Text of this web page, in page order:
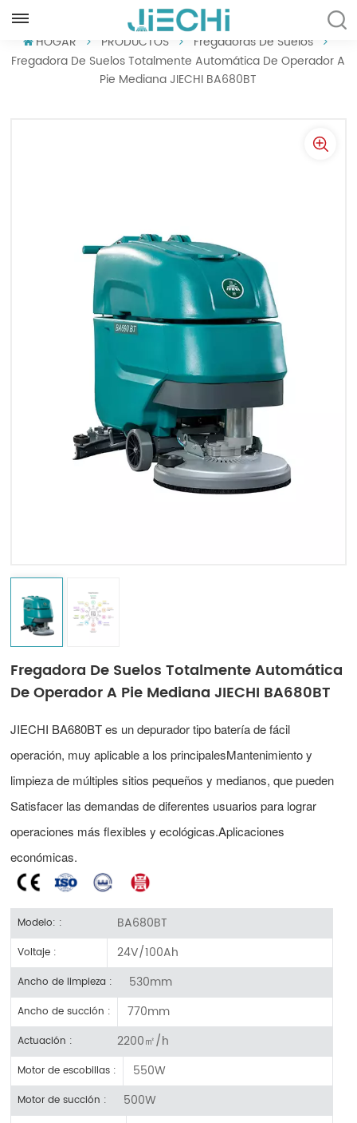
HOGAR PRODUCTOS
Fregadoras De Suelos
Fregadora De Suelos Totalmente Automática De Operador A
Pie Mediana JIECHI BA680BT
Fregadora De Suelos Totalmente Automática
De Operador A Pie Mediana JIECHI BA680BT
JIECHI BA680BT es un depurador tipo batería de fácil
operación, muy aplicable a los principalesMantenimiento y
limpieza de múltiples sitios pequeños y medianos, que pueden
Satisfacer las demandas de diferentes usuarios para lograr
operaciones más flexibles y ecológicas.Aplicaciones
económicas.
Modelo: : BA680BT
Voltaje : 24V/100Ah
Ancho de limpieza : 530mm
Ancho de succión : 770mm
Actuación : 2200㎡/h
Motor de escobillas : 550W
Motor de succión : 500W